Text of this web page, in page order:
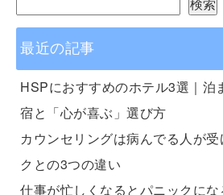
検索
最近の記事
HSPにおすすめのホテル3選｜泊
宿と「心が喜ぶ」選び方
カウンセリングは病んでる人が
クとの3つの違い
仕事が忙しくなるとパニックに